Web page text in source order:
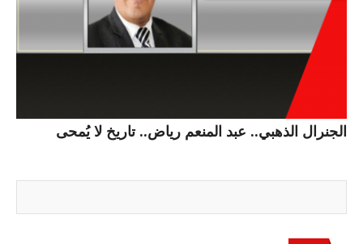
الجنرال الذهبي.. عبد المنعم رياض.. تاريخ لا يُمحى